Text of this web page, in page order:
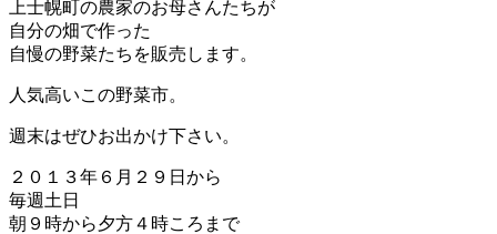
上士幌町の農家のお母さんたちが
自分の畑で作った
自慢の野菜たちを販売します。
人気高いこの野菜市。
週末はぜひお出かけ下さい。
２０１３年６月２９日から
毎週土日
朝９時から夕方４時ころまで